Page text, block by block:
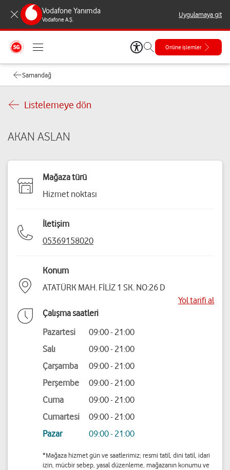
Vodafone Yanımda
Vodafone A.Ş.
Uygulamaya git
Online işlemler
Samandağ
Listelemeye dön
AKAN ASLAN
Mağaza türü
Hizmet noktası
İletişim
05369158020
Konum
ATATÜRK MAH. FİLİZ 1 SK. NO:26 D
Yol tarifi al
Çalışma saatleri
Pazartesi
09:00 - 21:00
Salı
09:00 - 21:00
Çarşamba
09:00 - 21:00
Perşembe
09:00 - 21:00
Cuma
09:00 - 21:00
Cumartesi
09:00 - 21:00
Pazar
09:00 - 21:00
*Mağaza hizmet gün ve saatlerimiz; resmi tatil, dini tatil, idari
izin, mücbir sebep, yasal düzenleme, mağazanın konumu ve